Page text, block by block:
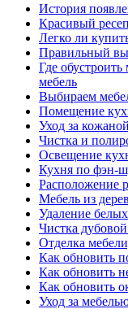
История
Красивый
Легко ли
Правильный
Где обустроить
мебель
Выбираем
Помещение
Уход за
Чистка и
Освещение
Кухня по фэн-
Расположение
Мебель из
Удаление
Чистка
Отделка
Как обновить
Как обновить
Как обновить
Уход за